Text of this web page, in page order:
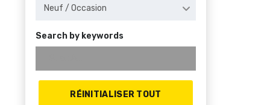
Neuf / Occasion
Search by keywords
RÉINITIALISER TOUT